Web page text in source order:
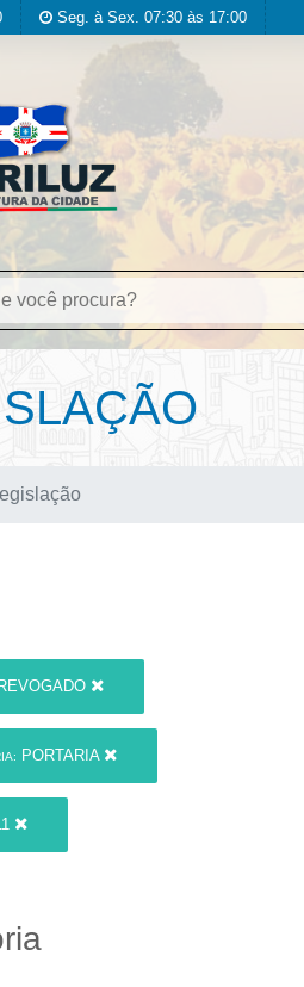
Seg. à Sex. 07:30 às 17:00
REVOGADO
PORTARIA